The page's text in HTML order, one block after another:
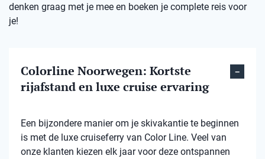
denken graag met je mee en boeken je complete reis voor
je!
Colorline Noorwegen: Kortste
rijafstand en luxe cruise ervaring
Een bijzondere manier om je skivakantie te beginnen
is met de luxe cruiseferry van Color Line. Veel van
onze klanten kiezen elk jaar voor deze ontspannen